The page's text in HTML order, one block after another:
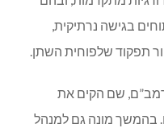
בגישה נרתיקית,
תפקוד שלפוחית השתן.
לרמב”ם, שם הקים את
בהמשך מונה גם למנהל